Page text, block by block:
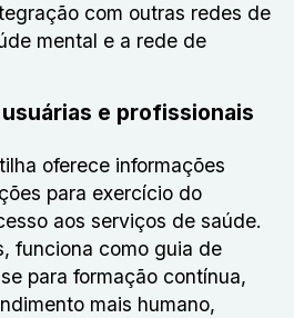
com outras redes de
mental e a rede de
e profissionais
oferece informações
para exercício do
aos serviços de saúde.
funciona como guia de
para formação contínua,
mais humano,